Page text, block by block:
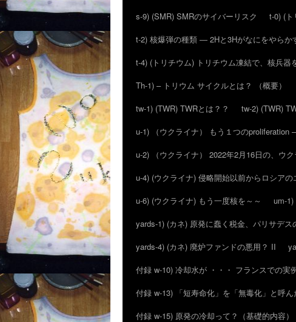
s-9) (SMR) SMRのサイバーリスク
t-0) (ト
t-2) 核爆弾の種類 ― 2Hと3Hがなにをやらか
t-4) (トリチウム) トリチウム凍結で、核兵器
Th-1) – トリウム サイクルとは？ （概要）
tw-1) (TWR) TWRとは？？
tw-2) (TWR)
u-1) （ウクライナ） もう１つのproliferation
u-2) （ウクライナ） 2022年2月16日の、ウ
u-4) (ウクライナ) 侵略開始以前からロシア
u-6) (ウクライナ) もう一度核を～～
um-
yards-1) (カネ) 原発に蠢く税金、パリサデス
yards-4) (カネ) 廃炉ファンドの悪用？ II
付録 w-10) 冷却水が ・・・ フランスでの実
付録 w-13) 「短寿命化」を「無毒化」と呼
付録 w-15) 原発の冷却って？（基礎的内容）